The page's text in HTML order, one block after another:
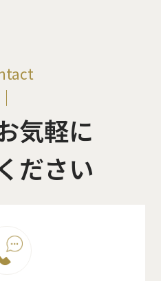
気軽に
ださい